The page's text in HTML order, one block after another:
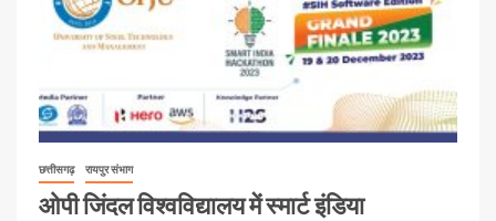
छत्तीसगढ़ रायपुर संभाग
ओपी जिंदल विश्वविद्यालय में स्मार्ट इंडिया